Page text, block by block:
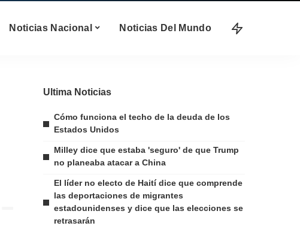
Noticias Nacional Noticias Del Mundo
Ultima Noticias
Cómo funciona el techo de la deuda de los
Estados Unidos
Milley dice que estaba 'seguro' de que Trump
no planeaba atacar a China
El líder no electo de Haití dice que comprende
las deportaciones de migrantes
estadounidenses y dice que las elecciones se
retrasarán